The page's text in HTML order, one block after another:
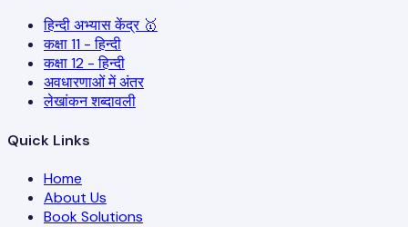
हिन्दी अभ्यास केंद्र 🥇
कक्षा 11 - हिन्दी
कक्षा 12 - हिन्दी
अवधारणाओं में अंतर
लेखांकन शब्दावली
Quick Links
Home
About Us
Book Solutions